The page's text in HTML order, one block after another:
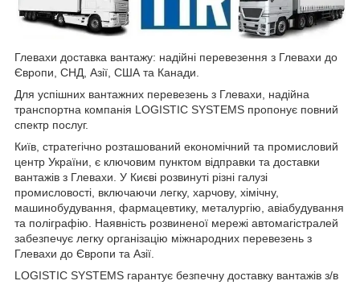
Глевахи доставка вантажу: надійні перевезення з Глевахи до
Європи, СНД, Азії, США та Канади.
Для успішних вантажних перевезень з Глевахи, надійна
транспортна компанія LOGISTIC SYSTEMS пропонує повний
спектр послуг.
Київ, стратегічно розташований економічний та промисловий
центр України, є ключовим пунктом відправки та доставки
вантажів з Глевахи. У Києві розвинуті різні галузі
промисловості, включаючи легку, харчову, хімічну,
машинобудування, фармацевтику, металургію, авіабудування
та поліграфію. Наявність розвиненої мережі автомагістралей
забезпечує легку організацію міжнародних перевезень з
Глевахи до Європи та Азії.
LOGISTIC SYSTEMS гарантує безпечну доставку вантажів з/в